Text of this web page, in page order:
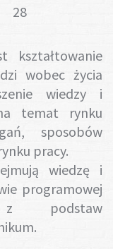
28
kształtowanie
wobec życia
wiedzy i
temat rynku
sposobów
pracy.
wiedzę i
programowej
z podstaw